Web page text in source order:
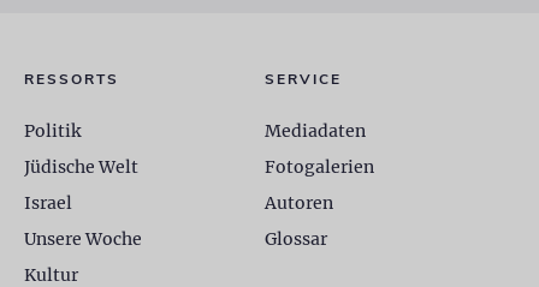
RESSORTS
Politik
Jüdische Welt
Israel
Unsere Woche
Kultur
SERVICE
Mediadaten
Fotogalerien
Autoren
Glossar